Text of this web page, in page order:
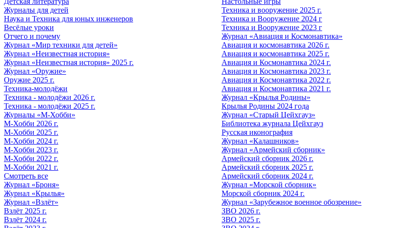
Журналы для детей
Наука и Техника для юных инженеров
Весёлые уроки
Отчего и почему
Журнал «Мир техники для детей»
Журнал «Неизвестная история»
Журнал «Неизвестная история» 2025 г.
Журнал «Оружие»
Оружие 2025 г.
Техника-молодёжи
Техника - молодёжи 2026 г.
Техника - молодёжи 2025 г.
Журналы «М-Хобби»
М-Хобби 2026 г.
М-Хобби 2025 г.
М-Хобби 2024 г.
М-Хобби 2023 г.
М-Хобби 2022 г.
М-Хобби 2021 г.
Смотреть все
Журнал «Броня»
Журнал «Крылья»
Журнал «Взлёт»
Взлёт 2025 г.
Взлёт 2024 г.
Техника и вооружение 2025 г.
Техника и Вооружение 2024 г
Техника и Вооружение 2023 г
Журнал «Авиация и Космонавтика»
Авиация и космонавтика 2026 г.
Авиация и космонавтика 2025 г.
Авиация и Космонавтика 2024 г.
Авиация и Космонавтика 2023 г.
Авиация и Космонавтика 2022 г.
Авиация и Космонавтика 2021 г.
Журнал «Крылья Родины»
Крылья Родины 2024 года
Журнал «Старый Цейхгауз»
Библиотека журнала Цейхгауз
Русская иконография
Журнал «Калашников»
Журнал «Армейский сборник»
Армейский сборник 2026 г.
Армейский сборник 2025 г.
Армейский сборник 2024 г.
Журнал «Морской сборник»
Морской сборник 2024 г.
Журнал «Зарубежное военное обозрение»
ЗВО 2026 г.
ЗВО 2025 г.